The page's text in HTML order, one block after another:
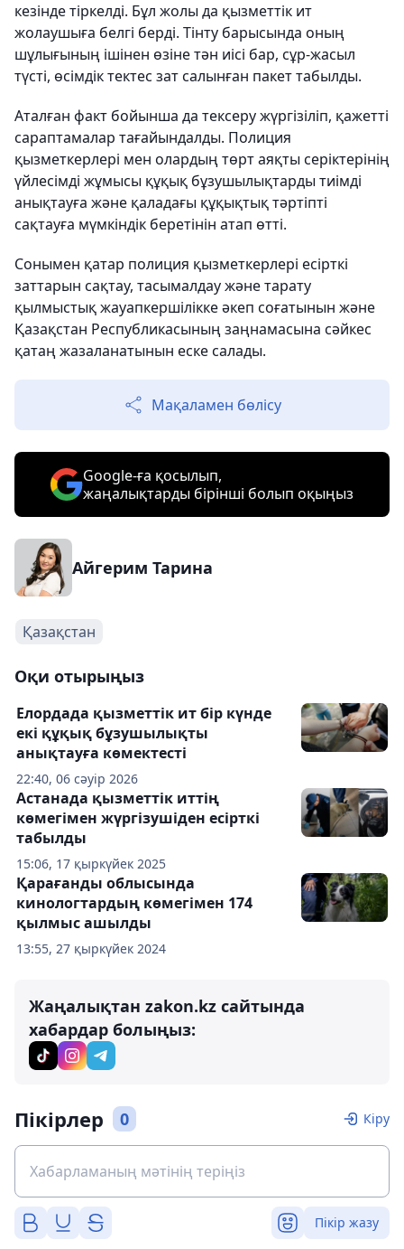
кезінде тіркелді. Бұл жолы да қызметтік ит
жолаушыға белгі берді. Тінту барысында оның
шұлығының ішінен өзіне тән иісі бар, сұр-жасыл
түсті, өсімдік тектес зат салынған пакет табылды.
Аталған факт бойынша да тексеру жүргізіліп, қажетті
сараптамалар тағайындалды. Полиция
қызметкерлері мен олардың төрт аяқты серіктерінің
үйлесімді жұмысы құқық бұзушылықтарды тиімді
анықтауға және қаладағы құқықтық тәртіпті
сақтауға мүмкіндік беретінін атап өтті.
Сонымен қатар полиция қызметкерлері есірткі
заттарын сақтау, тасымалдау және тарату
қылмыстық жауапкершілікке әкеп соғатынын және
Қазақстан Республикасының заңнамасына сәйкес
қатаң жазаланатынын еске салады.
Мақаламен бөлісу
Google-ға қосылып,
жаңалықтарды бірінші болып оқыңыз
Айгерим Тарина
Қазақстан
Оқи отырыңыз
22:40, 06 сәуір 2026
Елордада қызметтік ит бір күнде
екі құқық бұзушылықты
анықтауға көмектесті
15:06, 17 қыркүйек 2025
Астанада қызметтік иттің
көмегімен жүргізушіден есірткі
табылды
13:55, 27 қыркүйек 2024
Қарағанды ​​облысында
кинологтардың көмегімен 174
қылмыс ашылды
Жаңалықтан zakon.kz сайтында
хабардар болыңыз:
Пікірлер 0 Кіру
Пікір жазу